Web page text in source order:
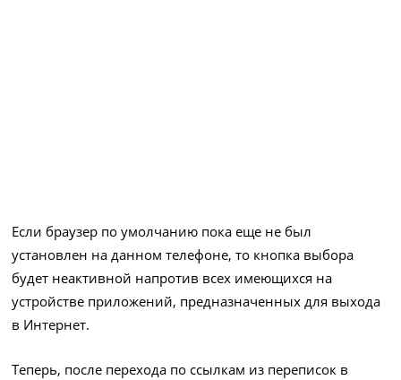
Если браузер по умолчанию пока еще не был
установлен на данном телефоне, то кнопка выбора
будет неактивной напротив всех имеющихся на
устройстве приложений, предназначенных для выхода
в Интернет.
Теперь, после перехода по ссылкам из переписок в